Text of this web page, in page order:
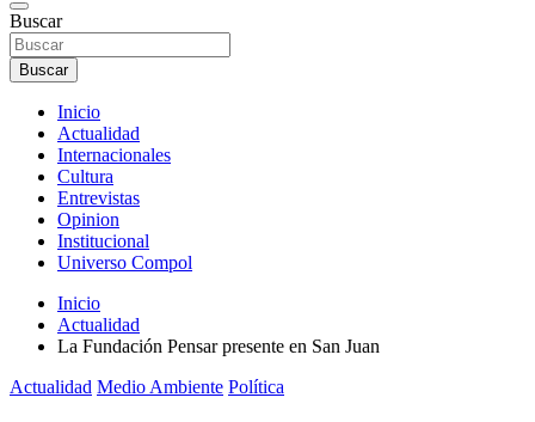
Buscar
Buscar
Inicio
Actualidad
Internacionales
Cultura
Entrevistas
Opinion
Institucional
Universo Compol
Inicio
Actualidad
La Fundación Pensar presente en San Juan
Actualidad Medio Ambiente Política